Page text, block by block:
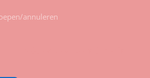
annuleren